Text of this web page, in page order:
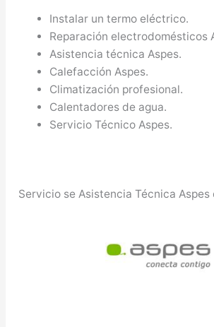
Instalar un termo eléctrico.
Reparación electrodomésticos
Asistencia técnica Aspes.
Calefacción Aspes.
Climatización profesional.
Calentadores de agua.
Servicio Técnico Aspes.
Servicio se Asistencia Técnica Aspes